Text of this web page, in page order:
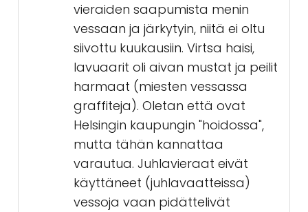
vieraiden saapumista menin
vessaan ja järkytyin, niitä ei oltu
siivottu kuukausiin. Virtsa haisi,
lavuaarit oli aivan mustat ja peilit
harmaat (miesten vessassa
graffiteja). Oletan että ovat
Helsingin kaupungin "hoidossa",
mutta tähän kannattaa
varautua. Juhlavieraat eivät
käyttäneet (juhlavaatteissa)
vessoja vaan pidättelivät